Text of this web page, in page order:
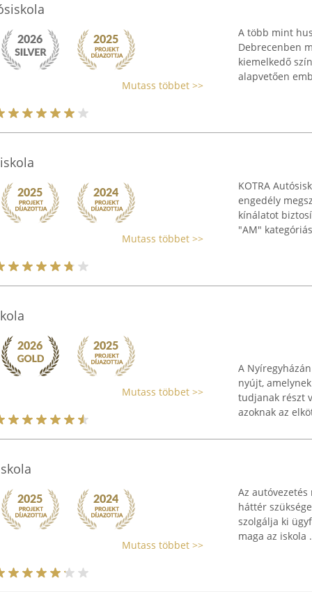
Mutass többet >>
A több mint
Debrecenben
kiemelkedő
alapvetően
Mutass többet >>
KOTRA
engedély
kínálatot
"AM"
Mutass többet >>
A
nyújt,
tudjanak részt
azoknak az
Mutass többet >>
Az
háttér
szolgálja ki
maga az iskola